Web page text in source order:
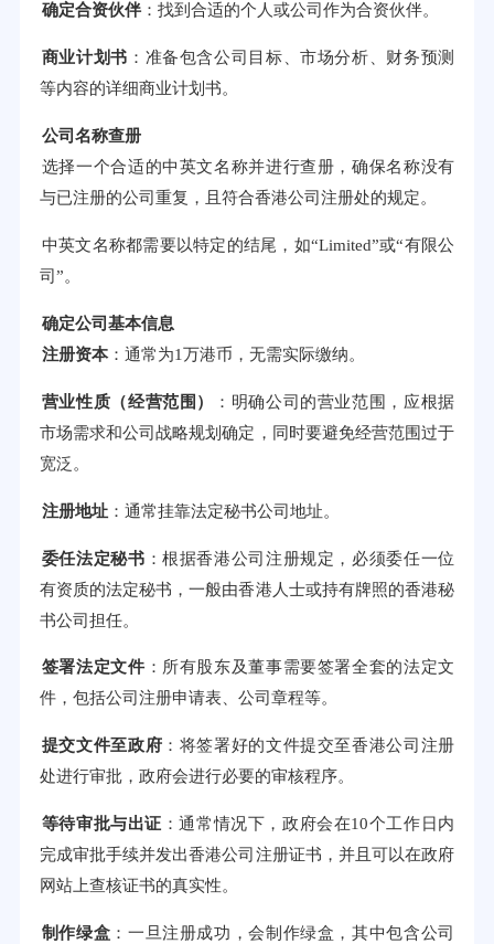
确定合资伙伴：找到合适的个人或公司作为合资伙伴。
商业计划书 ：准备包含公司目标、市场分析、财务预测
等内容的详细商业计划书。
公司名称查册
选择一个合适的中英文名称并进行查册，确保名称没有
与已注册的公司重复，且符合香港公司注册处的规定。
中英文名称都需要以特定的结尾，如“Limited”或“有限公
司”。
确定公司基本信息
注册资本：通常为1万港币，无需实际缴纳。
营业性质（经营范围）
：明确公司的营业范围，应根据
市场需求和公司战略规划确定，同时要避免经营范围过于
宽泛。
注册地址：通常挂靠法定秘书公司地址。
委任法定秘书 ：根据香港公司注册规定，必须委任一位
有资质的法定秘书，一般由香港人士或持有牌照的香港秘
书公司担任。
签署法定文件 ：所有股东及董事需要签署全套的法定文
件，包括公司注册申请表、公司章程等。
提交文件至政府 ：将签署好的文件提交至香港公司注册
处进行审批，政府会进行必要的审核程序。
等待审批与出证 ：通常情况下，政府会在10个工作日内
完成审批手续并发出香港公司注册证书，并且可以在政府
网站上查核证书的真实性。
制作绿盒 ：一旦注册成功，会制作绿盒，其中包含公司